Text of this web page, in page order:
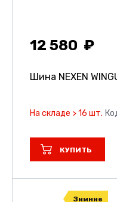
12 580
Шина NEXEN
На складе > 16 шт.
КУПИТЬ
Зимние